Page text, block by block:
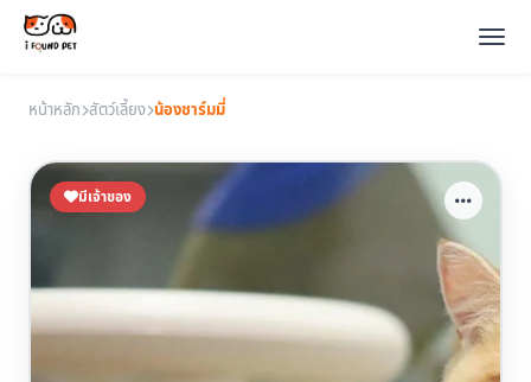
หน้าหลัก สัตว์เลี้ยง น้องชาร์มมี่
มีเจ้าของ